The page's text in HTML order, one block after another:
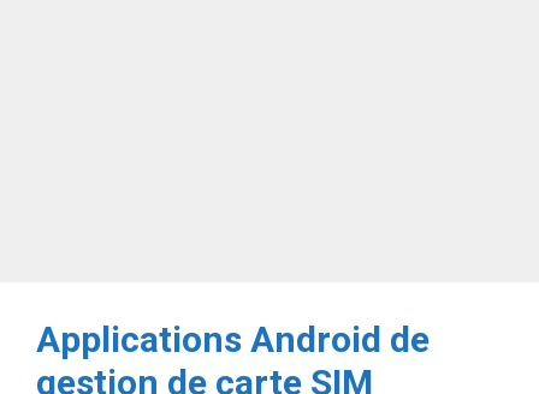
Applications Android de
gestion de carte SIM